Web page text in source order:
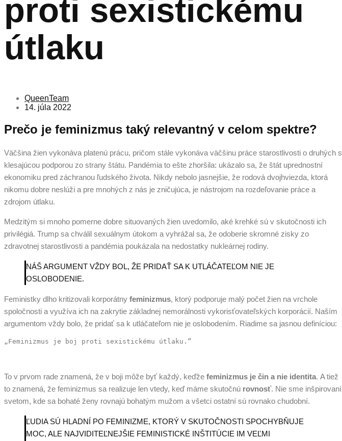
proti sexistickému
útlaku
QueenTeam
14. júla 2022
Prečo je feminizmus taký relevantný v celom spektre?
Väčšina žien vykonáva platenú prácu, pričom stále vykonáva väčšinu práce starostlivosti o druhých s
klesajúcou podporou zo strany štátu. Pandémia to ešte zhoršila: ukázalo sa, že štát uprednostní
ekonomiku pred záchranou ľudského života. Nikdy nebolo jasnejšie, že rodová dvojhviezda, ktorá
nikomu dobre neslúži a pre mnohých z nás je zničujúca, je nástrojom na rozdeľovanie práce a
zdrojom útlaku.
Medzitým si mnoho pomerne dobre situovaných žien uvedomilo, aké krehké sú v skutočnosti ich
privilégiá. Trump sa chválil sexuálnym útokom a vyhrážal sa, že odoberie skromné ​​zisky zo
zdravotnej starostlivosti a pandémia poukázala na nedostatky nukleárnej rodiny.
NÁŠ ARGUMENT VŽDY BOL, ŽE PRIDAŤ SA K UTLÁČATEĽOM NIE JE
OSLOBODENIE.
Feministky dlho kritizovali korporátny feminizmus, ktorý podporuje malý počet žien na vrchole
spoločnosti a využíva ich na zakrytie základnej nemorálnosti vykorisťovateľských korporácií. Naším
argumentom vždy bolo, že pridať sa k utláčateľom nie je oslobodením. Riadime sa jasnou definíciou:
„Feminizmus je boj proti sexistickému útlaku.“
To v prvom rade znamená, že v boji môže byť každý, keďže feminizmus je čin a nie identita. A tiež
to znamená, že feminizmus sa realizuje len vtedy, keď máme skutočnú rovnosť. Nie sme inšpirovaní
svetom, kde sa bohaté ženy rovnajú bohatým mužom a všetci ostatní sú rovnako chudobní.
ĽUDIA SÚ HLADNÍ PO FEMINIZME, KTORÝ V SKUTOČNOSTI SPOCHYBŇUJE
MOC, ALE NAJVIDITEĽNEJŠIE FEMINISTICKÉ INŠTITÚCIE IM VEĽMI